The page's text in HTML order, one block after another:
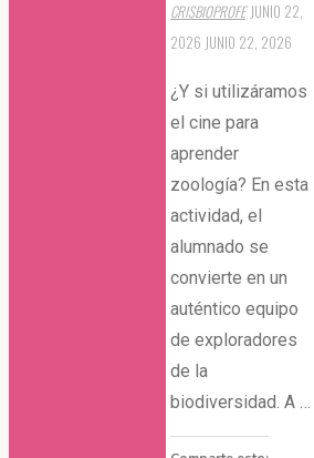
CRISBIOPROFE JUNIO 22,
2026 JUNIO 22, 2026
¿Y si utilizáramos
el cine para
aprender
zoología? En esta
actividad, el
alumnado se
convierte en un
auténtico equipo
de exploradores
de la
biodiversidad. A …